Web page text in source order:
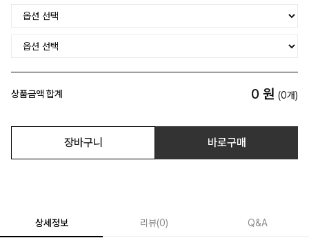
상품금액 합계 0 원 (0개)
장바구니 바로구매
상세정보 리뷰(0) Q&A